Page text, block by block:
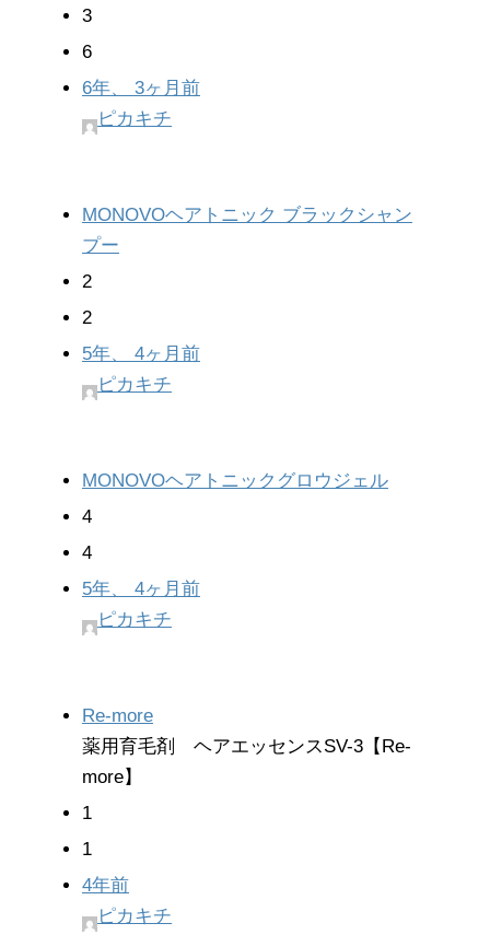
3
6
6年、 3ヶ月前
ピカキチ
MONOVOヘアトニック ブラックシャン
プー
2
2
5年、 4ヶ月前
ピカキチ
MONOVOヘアトニックグロウジェル
4
4
5年、 4ヶ月前
ピカキチ
Re-more
薬用育毛剤 ヘアエッセンスSV-3【Re-
more】
1
1
4年前
ピカキチ